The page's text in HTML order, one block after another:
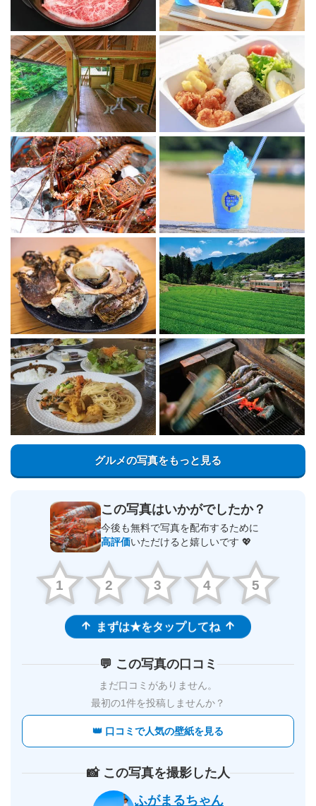
グルメの写真をもっと見る
この写真はいかがでしたか？
今後も無料で写真を配布するために
高評価いただけると嬉しいです 💖
1 2 3 4 5
まずは★をタップしてね
💬 この写真の口コミ
まだ口コミがありません。
最初の1件を投稿しませんか？
👑 口コミで人気の壁紙を見る
📸 この写真を撮影した人
ふがまるちゃん